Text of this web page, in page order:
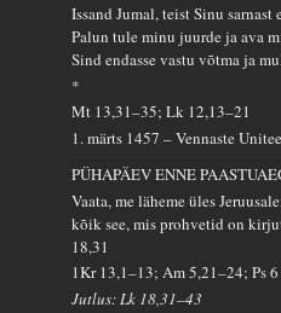
Issand Jumal, teist Sinu
Palun tule minu juurde ja ava
Sind endasse vastu võtma ja
*
Mt 13,31–35; Lk 12,13–21
1. märts 1457 – Vennaste
PÜHAPÄEV ENNE
Vaata, me läheme üles
kõik see, mis prohvetid on
18,31
1Kr 13,1–13; Am 5,21–24; Ps 6
Jutlus: Lk 18,31–43